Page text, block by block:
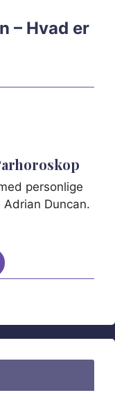
– Hvad er
personlige
Duncan.